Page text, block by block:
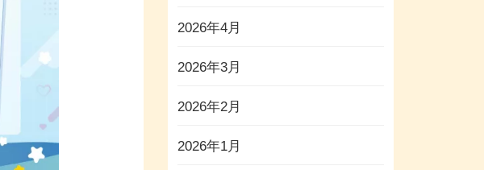
2026年4月
2026年3月
2026年2月
2026年1月